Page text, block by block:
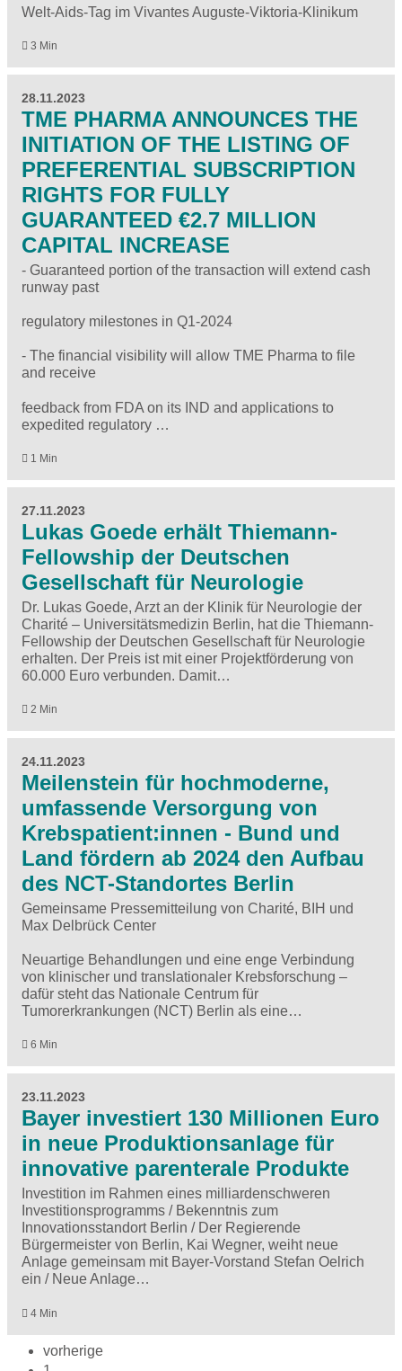
Welt-Aids-Tag im Vivantes Auguste-Viktoria-Klinikum
3 Min
28.11.2023
TME PHARMA ANNOUNCES THE
INITIATION OF THE LISTING OF
PREFERENTIAL SUBSCRIPTION
RIGHTS FOR FULLY
GUARANTEED €2.7 MILLION
CAPITAL INCREASE
- Guaranteed portion of the transaction will extend cash
runway past
regulatory milestones in Q1-2024
- The financial visibility will allow TME Pharma to file
and receive
feedback from FDA on its IND and applications to
expedited regulatory …
1 Min
27.11.2023
Lukas Goede erhält Thiemann-
Fellowship der Deutschen
Gesellschaft für Neurologie
Dr. Lukas Goede, Arzt an der Klinik für Neurologie der
Charité – Universitätsmedizin Berlin, hat die Thiemann-
Fellowship der Deutschen Gesellschaft für Neurologie
erhalten. Der Preis ist mit einer Projektförderung von
60.000 Euro verbunden. Damit…
2 Min
24.11.2023
Meilenstein für hochmoderne,
umfassende Versorgung von
Krebspatient:innen - Bund und
Land fördern ab 2024 den Aufbau
des NCT-Standortes Berlin
Gemeinsame Pressemitteilung von Charité, BIH und
Max Delbrück Center
Neuartige Behandlungen und eine enge Verbindung
von klinischer und translationaler Krebsforschung –
dafür steht das Nationale Centrum für
Tumorerkrankungen (NCT) Berlin als eine…
6 Min
23.11.2023
Bayer investiert 130 Millionen Euro
in neue Produktionsanlage für
innovative parenterale Produkte
Investition im Rahmen eines milliardenschweren
Investitionsprogramms / Bekenntnis zum
Innovationsstandort Berlin / Der Regierende
Bürgermeister von Berlin, Kai Wegner, weiht neue
Anlage gemeinsam mit Bayer-Vorstand Stefan Oelrich
ein / Neue Anlage…
4 Min
vorherige